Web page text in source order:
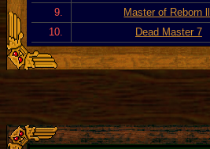
9.
Master of Reborn ll.
10.
Dead Master 7